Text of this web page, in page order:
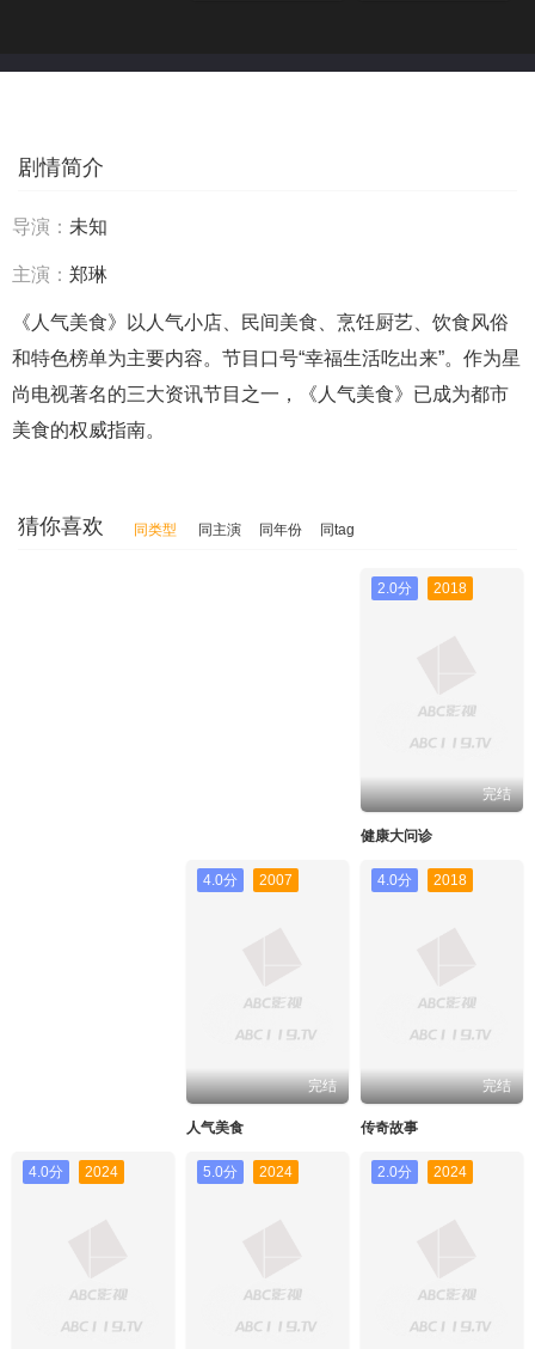
剧情简介
导演： 未知
主演： 郑琳
《人气美食》以人气小店、民间美食、烹饪厨艺、饮食风俗
和特色榜单为主要内容。节目口号“幸福生活吃出来”。作为星
尚电视著名的三大资讯节目之一，《人气美食》已成为都市
美食的权威指南。
猜你喜欢 同类型 同主演 同年份 同tag
2.0分 2018
完结
健康大问诊
4.0分 2007
完结
人气美食
4.0分 2018
完结
传奇故事
4.0分 2024 5.0分 2024 2.0分 2024